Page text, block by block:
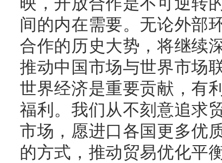
间的内在需要。无论外部
合作的历史大势，将继续
推动中国市场与世界市场
世界经济是重要贡献，有
福利。我们从不刻意追求
市场，愿进口各国更多优
的方式，推动贸易优化平